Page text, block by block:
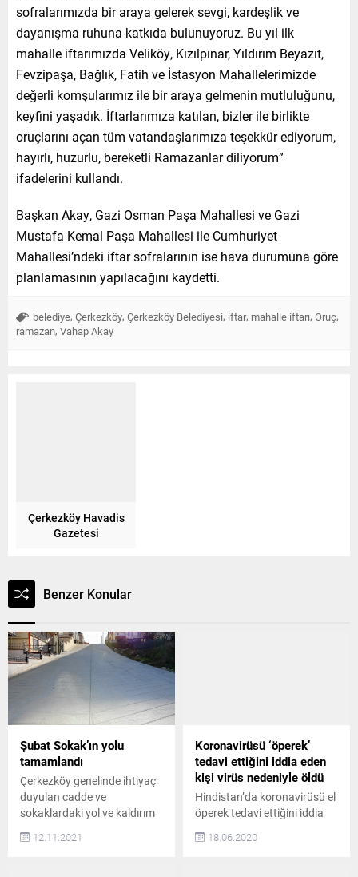
sofralarımızda bir araya gelerek sevgi, kardeşlik ve
dayanışma ruhuna katkıda bulunuyoruz. Bu yıl ilk
mahalle iftarımızda Veliköy, Kızılpınar, Yıldırım Beyazıt,
Fevzipaşa, Bağlık, Fatih ve İstasyon Mahallelerimizde
değerli komşularımız ile bir araya gelmenin mutluluğunu,
keyfini yaşadık. İftarlarımıza katılan, bizler ile birlikte
oruçlarını açan tüm vatandaşlarımıza teşekkür ediyorum,
hayırlı, huzurlu, bereketli Ramazanlar diliyorum”
ifadelerini kullandı.
Başkan Akay, Gazi Osman Paşa Mahallesi ve Gazi
Mustafa Kemal Paşa Mahallesi ile Cumhuriyet
Mahallesi’ndeki iftar sofralarının ise hava durumuna göre
planlamasının yapılacağını kaydetti.
belediye, Çerkezköy, Çerkezköy Belediyesi, iftar, mahalle iftarı, Oruç,
ramazan, Vahap Akay
Çerkezköy Havadis
Gazetesi
Benzer Konular
Şubat Sokak’ın yolu
tamamlandı
Çerkezköy genelinde ihtiyaç
duyulan cadde ve
sokaklardaki yol ve kaldırım
yapım-onarım çalışmaları
devam ediyor. Çalışmalar
12.11.2021
Koronavirüsü ‘öperek’
tedavi ettiğini iddia eden
kişi virüs nedeniyle öldü
Hindistan’da koronavirüsü el
öperek tedavi ettiğini iddia
eden Aslam adlı bir kişi,
Hindistan’ın Ratlam kentinde
18.06.2020